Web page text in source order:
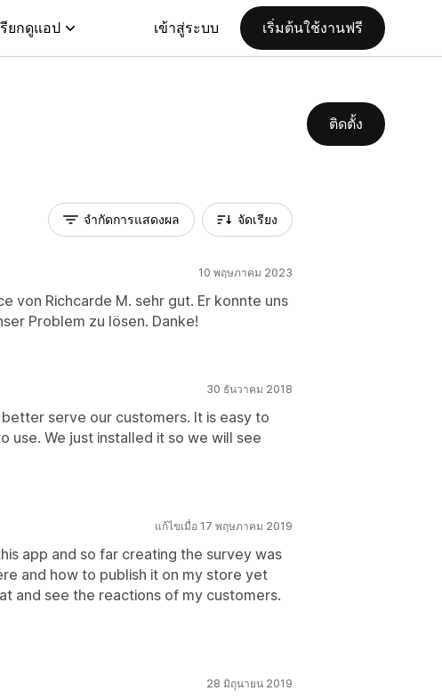
รียกดูแอป เข้าสู่ระบบ เริ่มต้นใช้งานฟรี
ติดตั้ง
จำกัดการแสดงผล จัดเรียง
10 พฤษภาคม 2023
von Richcarde M. sehr gut. Er konnte uns
Problem zu lösen. Danke!
30 ธันวาคม 2018
serve our customers. It is easy to
use. We just installed it so we will see
แก้ไขเมื่อ 17 พฤษภาคม 2019
app and so far creating the survey was
and how to publish it on my store yet
and see the reactions of my customers.
28 มิถุนายน 2019